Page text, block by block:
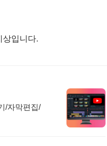
상입니다.
/자막편집/